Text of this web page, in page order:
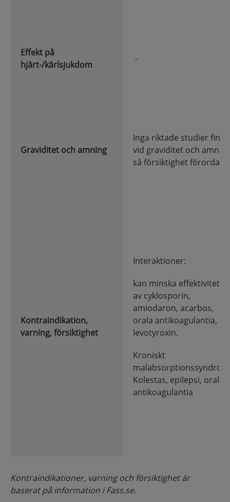
Effekt på
hjärt-/kärlsjukdom
-
Graviditet och amning
Inga riktade studier finns
vid graviditet och
så försiktighet förordas.
Kontraindikation,
varning, försiktighet
Interaktioner:
kan minska effektiviteten
av cyklosporin,
amiodaron, acarbos,
orala antikoagulantia,
levotyroxin.
Kroniskt
Kolestas, epilepsi, orala
antikoagulantia
Kontraindikationer, varning och försiktighet är
baserat på information i Fass.se.